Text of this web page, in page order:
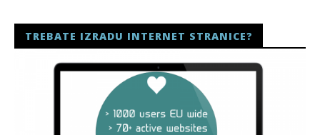
TREBATE IZRADU INTERNET STRANICE?